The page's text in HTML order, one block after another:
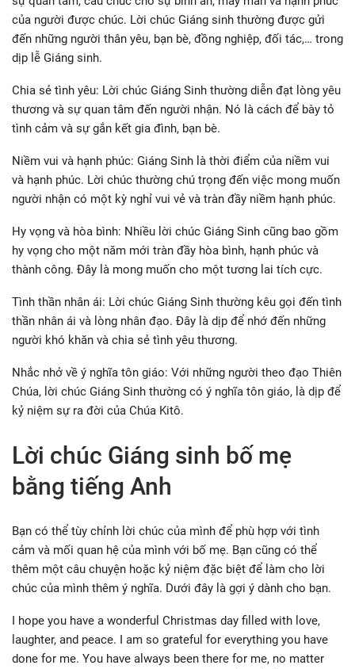
của người được chúc. Lời chúc Giáng sinh thường được gửi
đến những người thân yêu, bạn bè, đồng nghiệp, đối tác,… trong
dịp lễ Giáng sinh.
Chia sẻ tình yêu: Lời chúc Giáng Sinh thường diễn đạt lòng yêu
thương và sự quan tâm đến người nhận. Nó là cách để bày tỏ
tình cảm và sự gắn kết gia đình, bạn bè.
Niềm vui và hạnh phúc: Giáng Sinh là thời điểm của niềm vui
và hạnh phúc. Lời chúc thường chú trọng đến việc mong muốn
người nhận có một kỳ nghỉ vui vẻ và tràn đầy niềm hạnh phúc.
Hy vọng và hòa bình: Nhiều lời chúc Giáng Sinh cũng bao gồm
hy vọng cho một năm mới tràn đầy hòa bình, hạnh phúc và
thành công. Đây là mong muốn cho một tương lai tích cực.
Tình thần nhân ái: Lời chúc Giáng Sinh thường kêu gọi đến tình
thần nhân ái và lòng nhân đạo. Đây là dịp để nhớ đến những
người khó khăn và chia sẻ tình yêu thương.
Nhắc nhở về ý nghĩa tôn giáo: Với những người theo đạo Thiên
Chúa, lời chúc Giáng Sinh thường có ý nghĩa tôn giáo, là dịp để
kỷ niệm sự ra đời của Chúa Kitô.
Lời chúc Giáng sinh bố mẹ
bằng tiếng Anh
Bạn có thể tùy chỉnh lời chúc của mình để phù hợp với tình
cảm và mối quan hệ của mình với bố mẹ. Bạn cũng có thể
thêm một câu chuyện hoặc kỷ niệm đặc biệt để làm cho lời
chúc của mình thêm ý nghĩa. Dưới đây là gợi ý dành cho bạn.
I hope you have a wonderful Christmas day filled with love,
laughter, and peace. I am so grateful for everything you have
done for me. You have always been there for me, no matter